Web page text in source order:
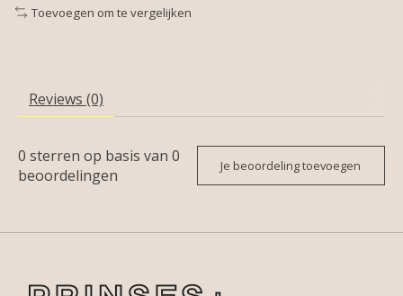
Toevoegen om te vergelijken
Reviews (0)
0 sterren op basis van 0
beoordelingen
Je beoordeling toevoegen